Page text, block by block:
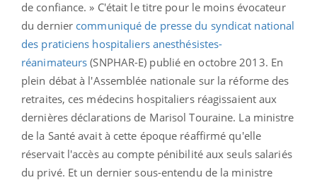
de confiance. » C'était le titre pour le moins évocateur
du dernier communiqué de presse du syndicat national
des praticiens hospitaliers anesthésistes-
réanimateurs (SNPHAR-E) publié en octobre 2013. En
plein débat à l'Assemblée nationale sur la réforme des
retraites, ces médecins hospitaliers réagissaient aux
dernières déclarations de Marisol Touraine. La ministre
de la Santé avait à cette époque réaffirmé qu'elle
réservait l'accès au compte pénibilité aux seuls salariés
du privé. Et un dernier sous-entendu de la ministre